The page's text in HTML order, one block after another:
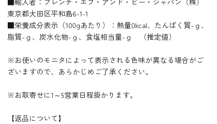
東京都大田区平和島6-1-1
■栄養成分表示（100gあたり）：熱量0kcal、たんぱく質-ｇ、
脂質-ｇ、炭水化物-ｇ、食塩相当量-ｇ （推定値）
※お使いのモニタによって表示される色味が異なる場合がご
ざいますので、あらかじめご了承ください。
※お取寄せに1～5営業日程掛かります。
【返品について】